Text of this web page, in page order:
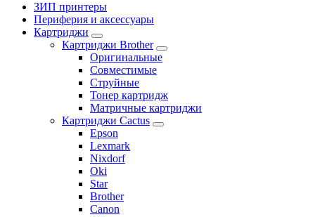
ЗИП принтеры
Периферия и аксессуары
Картриджи
Картриджи Brother
Оригинальные
Совместимые
Струйные
Тонер картридж
Матричные картриджи
Картриджи Cactus
Epson
Lexmark
Nixdorf
Oki
Star
Brother
Canon